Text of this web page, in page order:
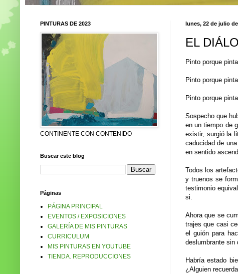
lunes, 22 de julio
EL
Pinto porque
Pinto porque
Pinto porque
Sospecho que
en un tiempo de
existir, surgió la
caducidad de
en sentido
Todos los
y truenos se
testimonio
si.
Ahora que se
trajes que casi
el guión para
deslumbrante sin
Habría estado
¿Alguien
PINTURAS DE 2023
CONTINENTE CON CONTENIDO
Buscar este blog
Páginas
PÁGINA PRINCIPAL
EVENTOS / EXPOSICIONES
GALERÍA DE MIS PINTURAS
CURRICULUM
MIS PINTURAS EN YOUTUBE
TIENDA. REPRODUCCIONES